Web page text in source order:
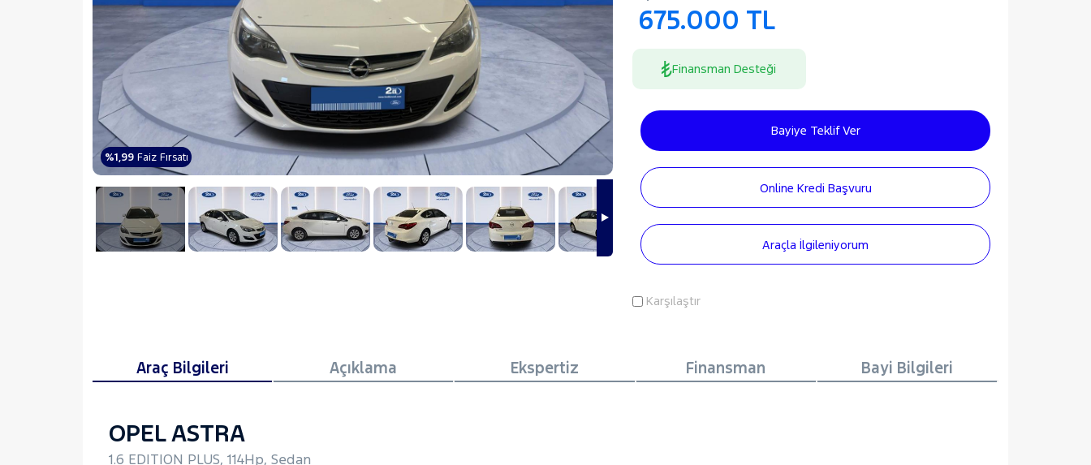
%1,99Faiz Fırsatı
675.000 TL
Finansman Desteği
Bayiye Teklif Ver
Online Kredi Başvuru
Araçla İlgileniyorum
Karşılaştır
Araç Bilgileri Açıklama Ekspertiz Finansman Bayi Bilgileri
OPEL ASTRA
1.6 EDITION PLUS, 114Hp, Sedan